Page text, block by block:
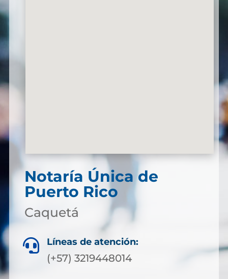
Notaría Única de
Puerto Rico
Caquetá
 Líneas de atención:
(+57) 3219448014